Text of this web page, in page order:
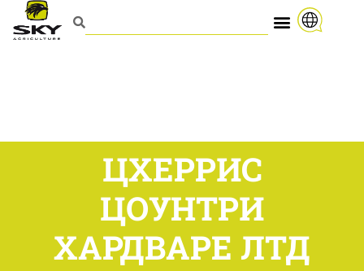
ЦХЕРРИС
ЦОУНТРИ
ХАРДВАРЕ ЛТД